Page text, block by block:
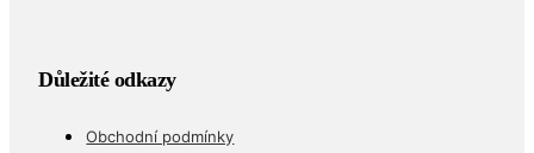
Důležité odkazy
Obchodní podmínky